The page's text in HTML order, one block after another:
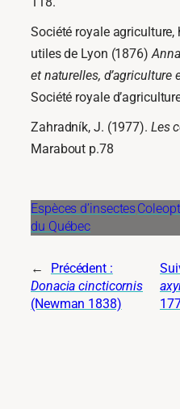
Société royale
utiles de Lyon (1876)
et naturelles, d’agriculture
Société royale
Zahradník, J. (1977). Les
Marabout p.78
Espèces d’insectes
du Québec
←
Précédent :
Donacia cincticornis
(Newman 1838)